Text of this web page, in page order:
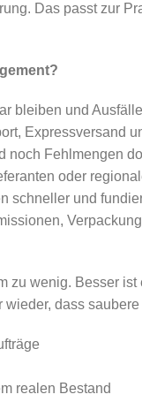
Das passt zur
bleiben und
Expressversand
noch Fehlmengen
oder
schneller und
zu wenig. Besser
dass
realen Bestand